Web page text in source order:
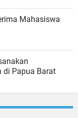
Mahasiswa
di Papua Barat